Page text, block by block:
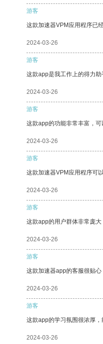
游客
这款加速器VPM应用程序已
2024-03-26
游客
这款app是我工作上的得力
2024-03-26
游客
这款app的功能非常丰富，可
2024-03-26
游客
这款加速器VPM应用程序可
2024-03-26
游客
这款app的用户群体非常庞大
2024-03-26
游客
这款加速器app的客服很贴心
2024-03-26
游客
这款app的学习氛围很浓厚，
2024-03-26